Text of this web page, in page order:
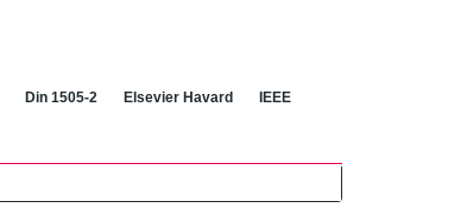
Din 1505-2 Elsevier Havard IEEE